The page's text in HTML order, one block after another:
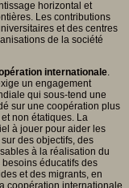
horizontal et
Les contributions
et des centres
de la société
internationale.
un engagement
qui sous-tend une
sur une coopération plus
non étatiques. La
à jouer pour aider les
des objectifs, des
à la réalisation du
éducatifs des
et des migrants, en
coopération internationale